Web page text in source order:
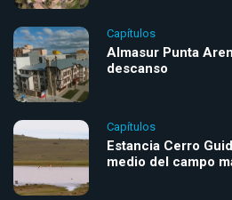
Capítulos
Almasur Punta
descanso
Capítulos
Estancia Cerro
medio del campo